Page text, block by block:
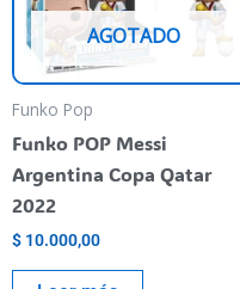
AGOTADO
Funko Pop
Funko POP Messi
Argentina Copa Qatar
2022
$ 10.000,00